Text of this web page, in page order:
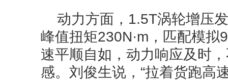
动力方面，1.5T涡轮增压
峰值扭矩230N·m，匹配模
速平顺自如，动力响应及时
感。刘俊生说，“拉着货跑高